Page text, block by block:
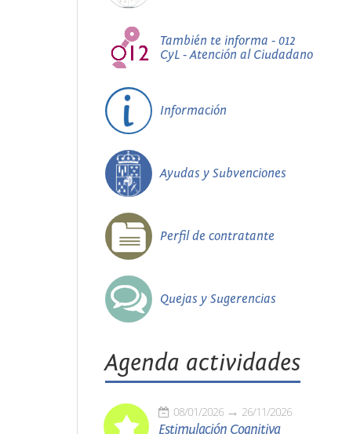
También te informa - 012
CyL - Atención al Ciudadano
Información
Ayudas y Subvenciones
Perfil de contratante
Quejas y Sugerencias
Agenda actividades
08/01/2026 26/11/2026
Estimulación Cognitiva